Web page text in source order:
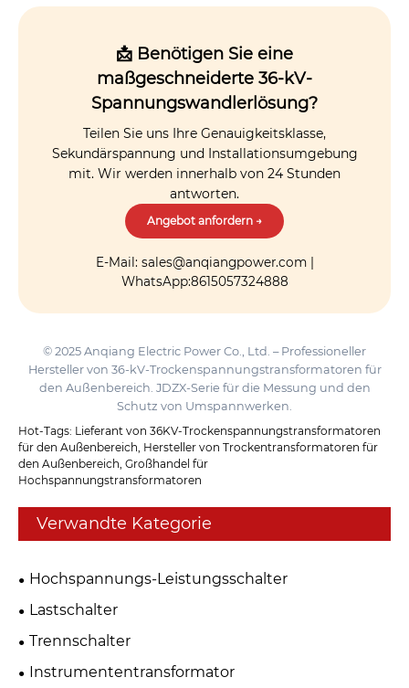
📩 Benötigen Sie eine
maßgeschneiderte 36-kV-
Spannungswandlerlösung?
Teilen Sie uns Ihre Genauigkeitsklasse,
Sekundärspannung und Installationsumgebung
mit. Wir werden innerhalb von 24 Stunden
antworten.
Angebot anfordern →
E-Mail: sales@anqiangpower.com |
WhatsApp:8615057324888
© 2025 Anqiang Electric Power Co., Ltd. – Professioneller
Hersteller von 36-kV-Trockenspannungstransformatoren für
den Außenbereich. JDZX-Serie für die Messung und den
Schutz von Umspannwerken.
Hot-Tags: Lieferant von 36KV-Trockenspannungstransformatoren
für den Außenbereich, Hersteller von Trockentransformatoren für
den Außenbereich, Großhandel für
Hochspannungstransformatoren
Verwandte Kategorie
Hochspannungs-Leistungsschalter
Lastschalter
Trennschalter
Instrumententransformator